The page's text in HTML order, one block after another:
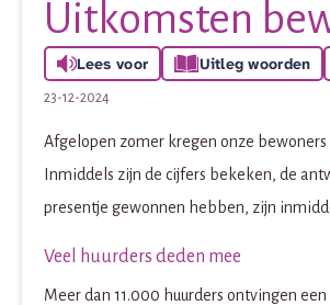
Uitkomsten
Lees voor Uitleg woorden
23-12-2024
Afgelopen zomer kregen onze
Inmiddels zijn de cijfers bekeken, de
presentje gewonnen hebben, zijn
Veel huurders deden mee
Meer dan 11.000 huurders ontvingen